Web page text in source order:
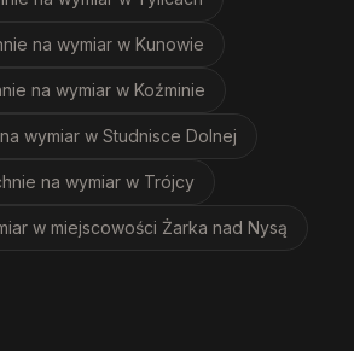
na wymiar w Kunowie
na wymiar w Koźminie
wymiar w Studnisce Dolnej
na wymiar w Trójcy
w miejscowości Żarka nad Nysą